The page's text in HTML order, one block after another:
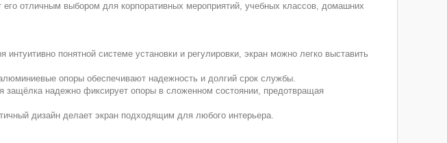
отличным выбором для корпоративных мероприятий, учебных классов, домашних
интуитивно понятной системе установки и регулировки, экран можно легко выставить
опоры обеспечивают надежность и долгий срок службы.
защёлка надежно фиксирует опоры в сложенном состоянии, предотвращая
дизайн делает экран подходящим для любого интерьера.